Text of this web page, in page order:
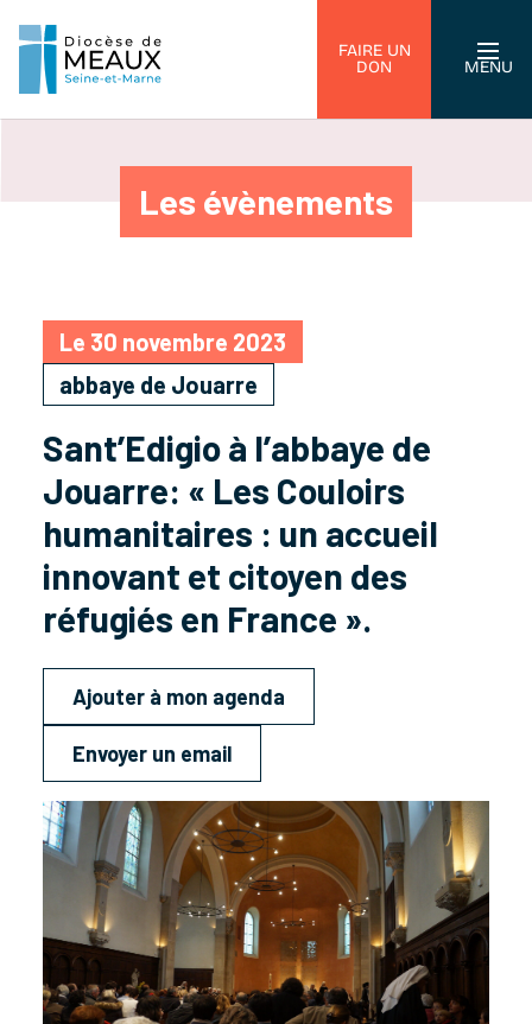
FAIRE UN
DON
MENU
Les évènements
Le 30 novembre 2023
abbaye de Jouarre
Sant’Edigio à l’abbaye de
Jouarre: « Les Couloirs
humanitaires : un accueil
innovant et citoyen des
réfugiés en France ».
Ajouter à mon agenda
Envoyer un email